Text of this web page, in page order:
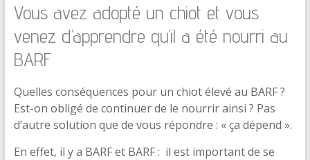
Vous avez adopté un chiot et vous
venez d’apprendre qu’il a été nourri au
BARF
Quelles conséquences pour un chiot élevé au BARF ?
Est-on obligé de continuer de le nourrir ainsi ? Pas
d’autre solution que de vous répondre : « ça dépend ».
En effet, il y a BARF et BARF : il est important de se